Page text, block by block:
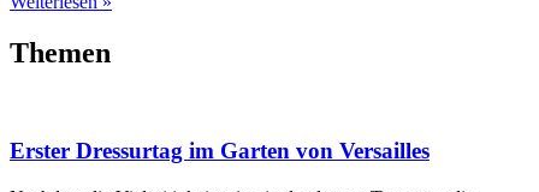
Themen
Erster Dressurtag im Garten von Versailles